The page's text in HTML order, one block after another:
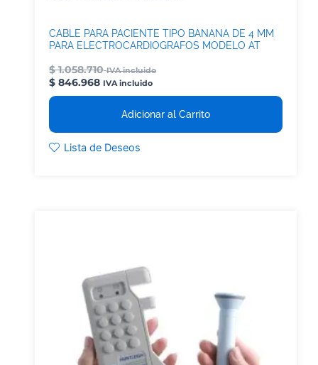
CABLE PARA PACIENTE TIPO BANANA DE 4 MM
PARA ELECTROCARDIOGRAFOS MODELO AT
$1.058.710 IVA incluido
$ 846.968 IVA incluido
Adicionar al Carrito
Lista de Deseos